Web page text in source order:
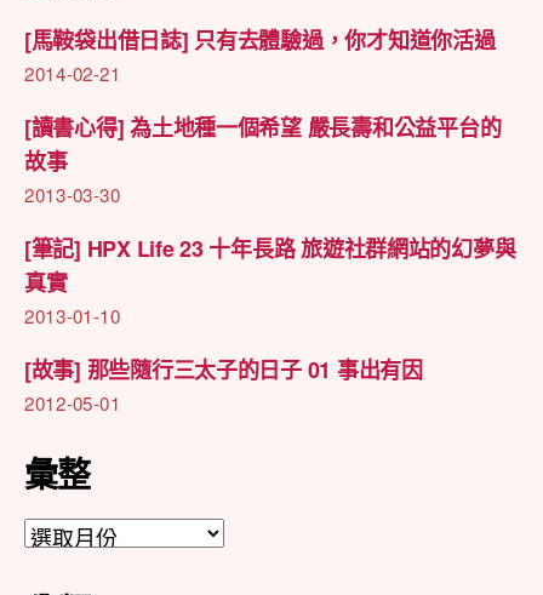
[馬鞍袋出借日誌] 只有去體驗過，你才知道你活過
2014-02-21
[讀書心得] 為土地種一個希望 嚴長壽和公益平台的
故事
2013-03-30
[筆記] HPX Life 23 十年長路 旅遊社群網站的幻夢與
真實
2013-01-10
[故事] 那些隨行三太子的日子 01 事出有因
2012-05-01
彙整
彙